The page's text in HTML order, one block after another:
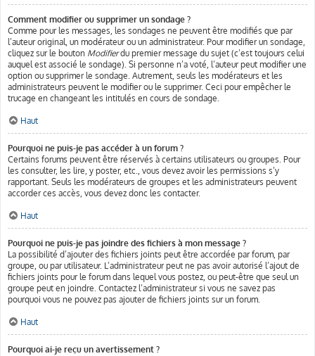
Comment modifier ou supprimer un sondage ?
Comme pour les messages, les sondages ne peuvent être modifiés que par
l’auteur original, un modérateur ou un administrateur. Pour modifier un sondage,
cliquez sur le bouton Modifierdu premier message du sujet (c’est toujours celui
auquel est associé le sondage). Si personne n’a voté, l’auteur peut modifier une
option ou supprimer le sondage. Autrement, seuls les modérateurs et les
administrateurs peuvent le modifier ou le supprimer. Ceci pour empêcher le
trucage en changeant les intitulés en cours de sondage.
Haut
Pourquoi ne puis-je pas accéder à un forum ?
Certains forums peuvent être réservés à certains utilisateurs ou groupes. Pour
les consulter, les lire, y poster, etc., vous devez avoir les permissions s’y
rapportant. Seuls les modérateurs de groupes et les administrateurs peuvent
accorder ces accès, vous devez donc les contacter.
Haut
Pourquoi ne puis-je pas joindre des fichiers à mon message ?
La possibilité d’ajouter des fichiers joints peut être accordée par forum, par
groupe, ou par utilisateur. L’administrateur peut ne pas avoir autorisé l’ajout de
fichiers joints pour le forum dans lequel vous postez, ou peut-être que seul un
groupe peut en joindre. Contactez l’administrateur si vous ne savez pas
pourquoi vous ne pouvez pas ajouter de fichiers joints sur un forum.
Haut
Pourquoi ai-je reçu un avertissement ?